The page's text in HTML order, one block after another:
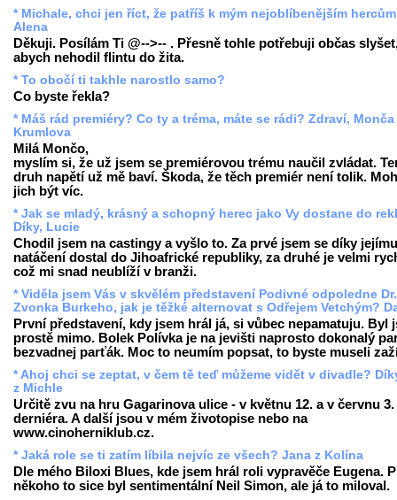
* Michale, chci jen říct, že patříš k mým nejoblíbenějším
Alena
Děkuji. Posílám Ti @-->-- . Přesně tohle potřebuji občas
abych nehodil flintu do žita.
* To obočí ti takhle narostlo samo?
Co byste řekla?
* Máš rád premiéry? Co ty a tréma, máte se rádi? Zdraví, Monča
Krumlova
Milá Mončo,
myslím si, že už jsem se premiérovou trému naučil zvládat.
druh napětí už mě baví. Škoda, že těch premiér není tolik.
jich být víc.
* Jak se mladý, krásný a schopný herec jako Vy dostane do
Díky, Lucie
Chodil jsem na castingy a vyšlo to. Za prvé jsem se díky jejímu
natáčení dostal do Jihoafrické republiky, za druhé je velmi
což mi snad neublíží v branži.
* Viděla jsem Vás v skvělém představení Podivné odpoledne Dr.
Zvonka Burkeho, jak je těžké alternovat s Odřejem Vetchým?
První představení, kdy jsem hrál já, si vůbec nepamatuju. Byl
prostě mimo. Bolek Polívka je na jevišti naprosto dokonalý
bezvadnej parťák. Moc to neumím popsat, to byste museli
* Ahoj chci se zeptat, v čem tě teď můžeme vidět v divadle?
z Michle
Určitě zvu na hru Gagarinova ulice - v květnu 12. a v červnu
derniéra. A další jsou v mém životopise nebo na
www.cinoherniklub.cz.
* Jaká role se ti zatím líbila nejvíc ze všech? Jana z Kolína
Dle mého Biloxi Blues, kde jsem hrál roli vypravěče Eugena.
někoho to sice byl sentimentální Neil Simon, ale já to miloval.